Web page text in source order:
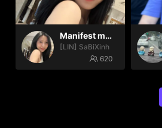
Manifest may mắn ✨
[LIN] SaBiXinh
620